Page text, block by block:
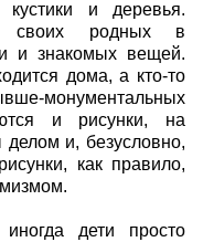
кустики и деревья.
своих родных в
и знакомых вещей.
дома, а кто-то
монументальных
и рисунки, на
и, безусловно,
как правило,
дети просто